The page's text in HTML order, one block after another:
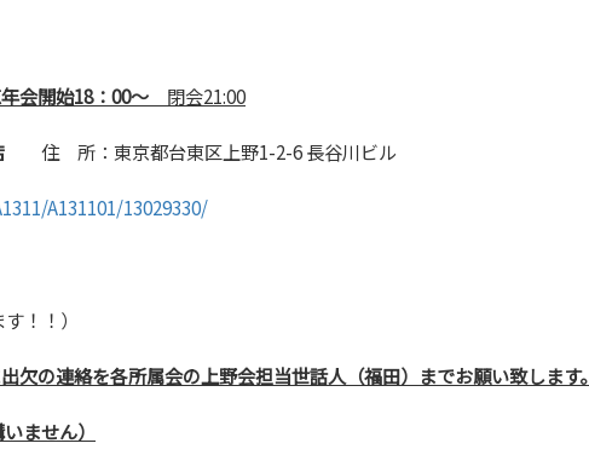
会開始18：00～ 閉会21:00
住 所：東京都台東区上野1-2-6 長谷川ビル
A131101/13029330/
！！）
欠の連絡を各所属会の上野会担当世話人（福田）までお願い致します。
ません）